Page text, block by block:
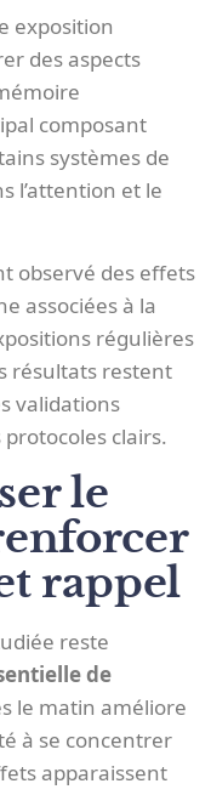
exposition
des aspects
composant
systèmes de
l’attention et le
observé des effets
associées à la
régulières
résultats restent
validations
clairs.
le
rappel
reste
de
le matin améliore
à se concentrer
apparaissent